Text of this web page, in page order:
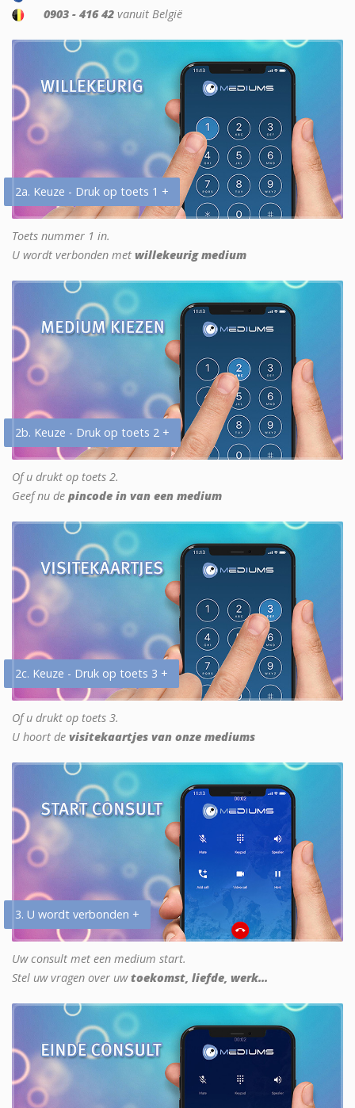
0903 - 416 42 vanuit België
2a. Keuze - Druk op toets 1 +
Toets nummer 1 in.
U wordt verbonden met willekeurig medium
2b. Keuze - Druk op toets 2 +
Of u drukt op toets 2.
Geef nu de pincode in van een medium
2c. Keuze - Druk op toets 3 +
Of u drukt op toets 3.
U hoort de visitekaartjes van onze mediums
3. U wordt verbonden +
Uw consult met een medium start.
Stel uw vragen over uwtoekomst, liefde, werk...